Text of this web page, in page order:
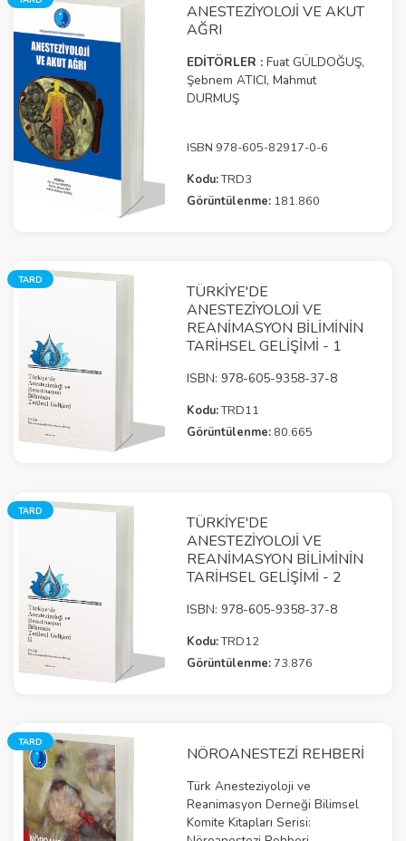
ANESTEZIYOLOJI VE AKUT
AĞRI
EDİTÖRLER :Fuat GÜLDOĞUŞ,
Şebnem ATICI, Mahmut
DURMUŞ
ISBN 978-605-82917-0-6
Kodu:TRD3
Görüntülenme: 181.860
TARD
TÜRKIYE'DE
ANESTEZIYOLOJI VE
REANIMASYON BILIMININ
TARIHSEL GELIŞIMI - 1
ISBN: 978-605-9358-37-8
Kodu:TRD11
Görüntülenme: 80.665
TARD
TÜRKIYE'DE
ANESTEZIYOLOJI VE
REANIMASYON BILIMININ
TARIHSEL GELIŞIMI - 2
ISBN: 978-605-9358-37-8
Kodu:TRD12
Görüntülenme: 73.876
TARD
NÖROANESTEZİ REHBERİ
Türk Anesteziyoloji ve
Reanimasyon Derneği Bilimsel
Komite Kitapları Serisi: